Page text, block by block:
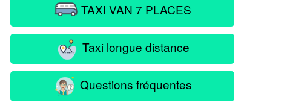
TAXI VAN 7 PLACES
Taxi longue distance
Questions fréquentes